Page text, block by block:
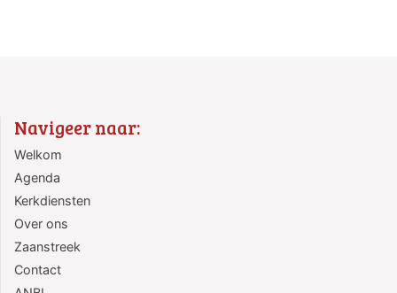
Navigeer naar:
Welkom
Agenda
Kerkdiensten
Over ons
Zaanstreek
Contact